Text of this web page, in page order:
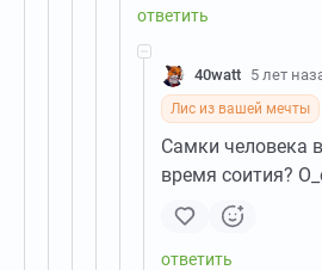
40watt 5 лет
Лис из вашей мечты
Самки человека
время соития?